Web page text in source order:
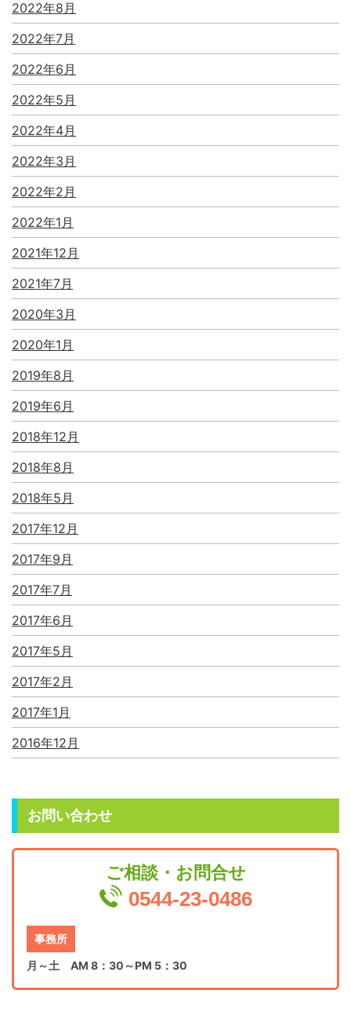
2022年8月
2022年7月
2022年6月
2022年5月
2022年4月
2022年3月
2022年2月
2022年1月
2021年12月
2021年7月
2020年3月
2020年1月
2019年8月
2019年6月
2018年12月
2018年8月
2018年5月
2017年12月
2017年9月
2017年7月
2017年6月
2017年5月
2017年2月
2017年1月
2016年12月
お問い合わせ
ご相談・お問合せ
0544-23-0486
事務所
月～土 AM 8：30～PM 5：30